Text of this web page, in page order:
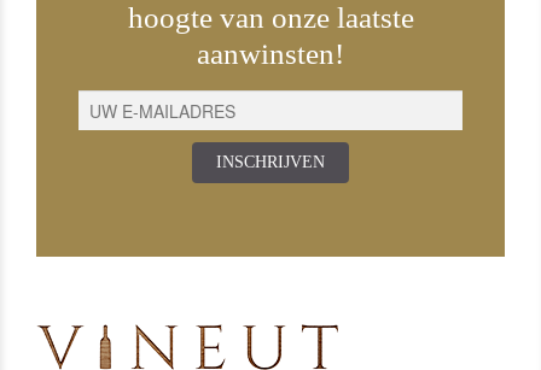
hoogte van onze laatste
aanwinsten!
INSCHRIJVEN